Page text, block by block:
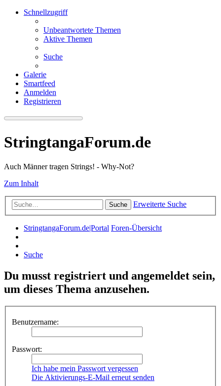
Schnellzugriff
Unbeantwortete Themen
Aktive Themen
Suche
Galerie
Smartfeed
Anmelden
Registrieren
StringtangaForum.de
Auch Männer tragen Strings! - Why-Not?
Zum Inhalt
Suche Erweiterte Suche
StringtangaForum.de|Portal Foren-Übersicht
Suche
Du musst registriert und angemeldet sein,
um dieses Thema anzusehen.
Benutzername:
Passwort:
Ich habe mein Passwort vergessen
Die Aktivierungs-E-Mail erneut senden